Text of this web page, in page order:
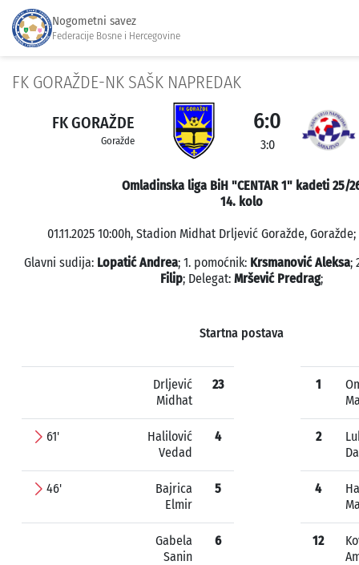
Nogometni savez
Federacije Bosne i Hercegovine
FK GORAŽDE-NK SAŠK NAPREDAK
FK GORAŽDE
Goražde
6:0
3:0
Omladinska liga BiH "CENTAR 1" kadeti 25/
14. kolo
01.11.2025 10:00h, Stadion Midhat Drljević Goražde,
Glavni sudija: Lopatić Andrea; 1. pomoćnik: Krsmanović Aleksa;
Filip; Delegat: Mršević Predrag;
Startna postava
Drljević
Midhat
23
61'
Halilović
Vedad
4
46'
Bajrica
Elmir
5
Gabela
Sanin
6
1
2
4
12